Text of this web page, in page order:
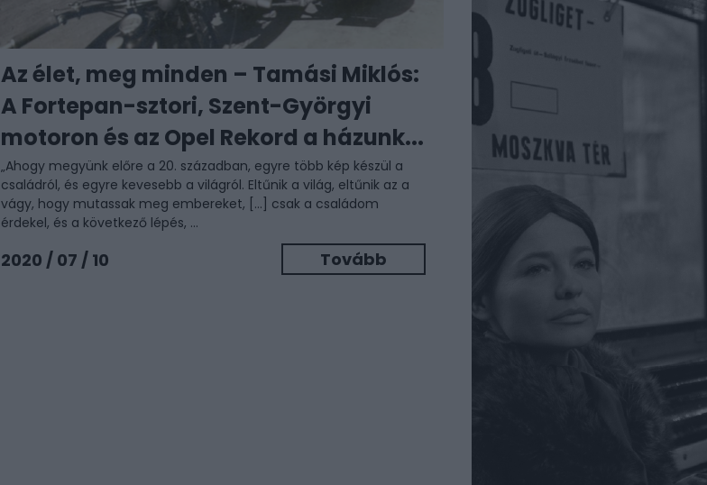
Az élet, meg minden – Tamási Miklós:
A Fortepan-sztori, Szent-Györgyi
motoron és az Opel Rekord a házunk...
„Ahogy megyünk előre a 20. században, egyre több kép készül a
családról, és egyre kevesebb a világról. Eltűnik a világ, eltűnik az a
vágy, hogy mutassak meg embereket, [...] csak a családom
érdekel, és a következő lépés, ...
2020 / 07 / 10 Tovább